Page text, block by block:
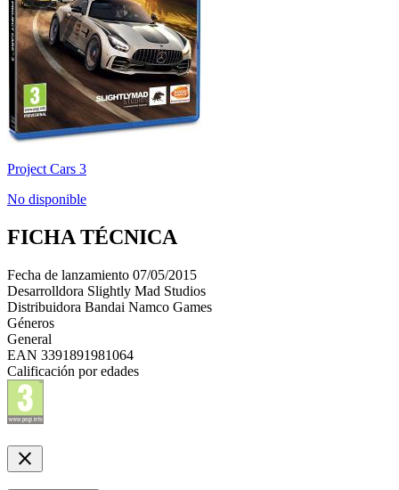
Project Cars 3
No disponible
FICHA TÉCNICA
Fecha de lanzamiento 07/05/2015
Desarrolldora Slightly Mad Studios
Distribuidora Bandai Namco Games
Géneros
General
EAN 3391891981064
Calificación por edades
close